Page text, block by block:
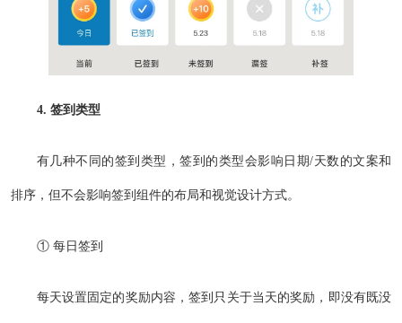
4. 签到类型
有几种不同的签到类型，签到的类型会影响日期/天数的文案和
排序，但不会影响签到组件的布局和视觉设计方式。
① 每日签到
每天设置固定的奖励内容，签到只关于当天的奖励，即没有既没